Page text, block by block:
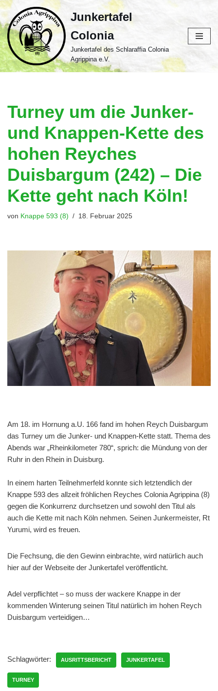
Zum
Inhalt
springen
Junkertafel
Colonia
Junkertafel des Schlaraffia Colonia
Agrippina e.V.
Turney um die Junker-
und Knappen-Kette des
hohen Reyches
Duisbargum (242) – Die
Kette geht nach Köln!
von Knappe 593 (8) 18. Februar 2025
Am 18. im Hornung a.U. 166 fand im hohen Reych Duisbargum
das Turney um die Junker- und Knappen-Kette statt. Thema des
Abends war „Rheinkilometer 780“, sprich: die Mündung von der
Ruhr in den Rhein in Duisburg.
In einem harten Teilnehmerfeld konnte sich letztendlich der
Knappe 593 des allzeit fröhlichen Reyches Colonia Agrippina (8)
gegen die Konkurrenz durchsetzen und sowohl den Titul als
auch die Kette mit nach Köln nehmen. Seinen Junkermeister, Rt
Yurumi, wird es freuen.
Die Fechsung, die den Gewinn einbrachte, wird natürlich auch
hier auf der Webseite der Junkertafel veröffentlicht.
Adel verpflichtet – so muss der wackere Knappe in der
kommenden Winterung seinen Titul natürlich im hohen Reych
Duisbargum verteidigen…
Schlagwörter: AUSRITTSBERICHT JUNKERTAFEL
TURNEY